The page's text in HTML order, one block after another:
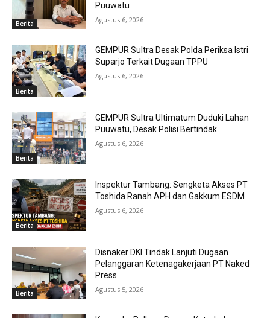
Berita
Puuwatu
Agustus 6, 2026
Berita
GEMPUR Sultra Desak Polda Periksa Istri
Suparjo Terkait Dugaan TPPU
Agustus 6, 2026
Berita
GEMPUR Sultra Ultimatum Duduki Lahan
Puuwatu, Desak Polisi Bertindak
Agustus 6, 2026
Berita
Inspektur Tambang: Sengketa Akses PT
Toshida Ranah APH dan Gakkum ESDM
Agustus 6, 2026
Berita
Disnaker DKI Tindak Lanjuti Dugaan
Pelanggaran Ketenagakerjaan PT Naked
Press
Agustus 5, 2026